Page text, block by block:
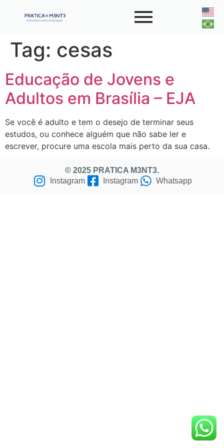
Tag: cesas
Educação de Jovens e
Adultos em Brasília – EJA
Se você é adulto e tem o desejo de terminar seus
estudos, ou conhece alguém que não sabe ler e
escrever, procure uma escola mais perto da sua casa.
© 2025 PRATICA M3NT3.
Instagram
Instagram Whatsapp